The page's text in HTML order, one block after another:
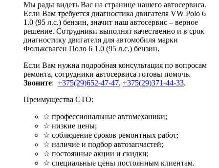
Мы рады видеть Вас на странице нашего автосервиса.
Если Вам требуется диагностика двигателя VW Polo 6
1.0 (95 л.с.) бензин, значит наш автосервис – верное
решение. Сотрудники выполнят качественно и в срок
диагностику двигателя для автомобиля марки
Фольксваген Поло 6 1.0 (95 л.с.) бензин.
Если Вам нужна подробная консультация по вопросам
ремонта, сотрудники автосервиса готовы помочь.
Звоните: +375(29)652-47-47, +375(29)371-44-33.
Преимущества СТО:
☆ профессиональные автомеханики;
☆ низкие цены;
☆ соблюдение сроков ремонтных работ;
☆ наличие и подбор автозапчастей;
☆ постоянные акции и скидки;
☆ специальные цены постоянным клиентам.